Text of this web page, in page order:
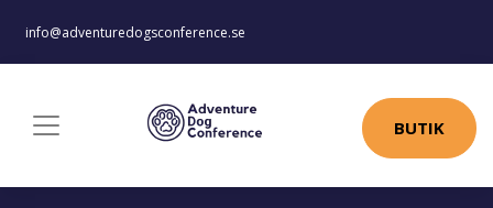
info@adventuredogsconference.se
BUTIK